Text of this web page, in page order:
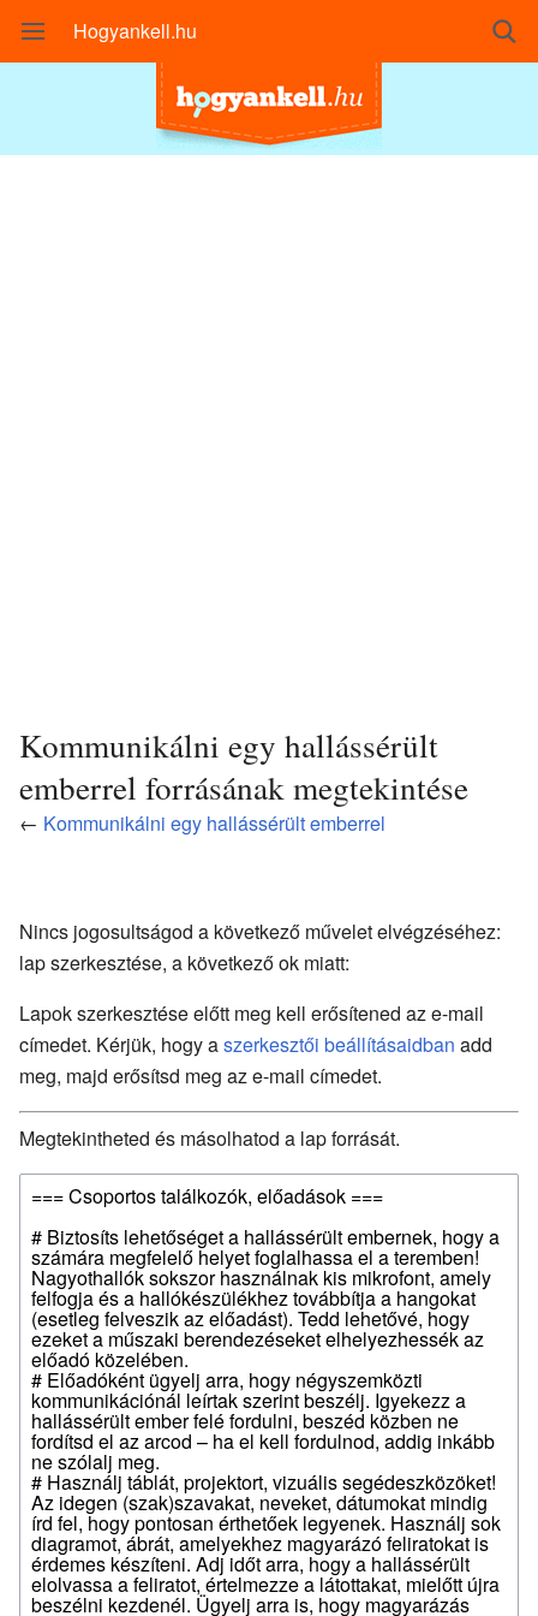
Hogyankell.hu
Kommunikálni egy hallássérült
emberrel forrásának megtekintése
← Kommunikálni egy hallássérült emberrel
Nincs jogosultságod a következő művelet elvégzéséhez:
lap szerkesztése, a következő ok miatt:
Lapok szerkesztése előtt meg kell erősítened az e-mail
címedet. Kérjük, hogy aszerkesztői beállításaidban add
meg, majd erősítsd meg az e-mail címedet.
Megtekintheted és másolhatod a lap forrását.